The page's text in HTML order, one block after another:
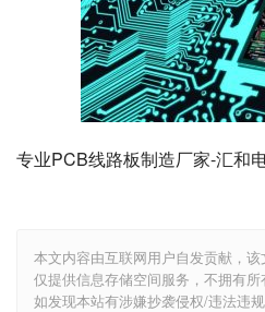
专业PCB线路板制造厂家-汇和
本文内容由互联网用户自发贡献，
仅提供信息存储空间服务，不拥有所
如发现本站有涉嫌抄袭侵权/违法违